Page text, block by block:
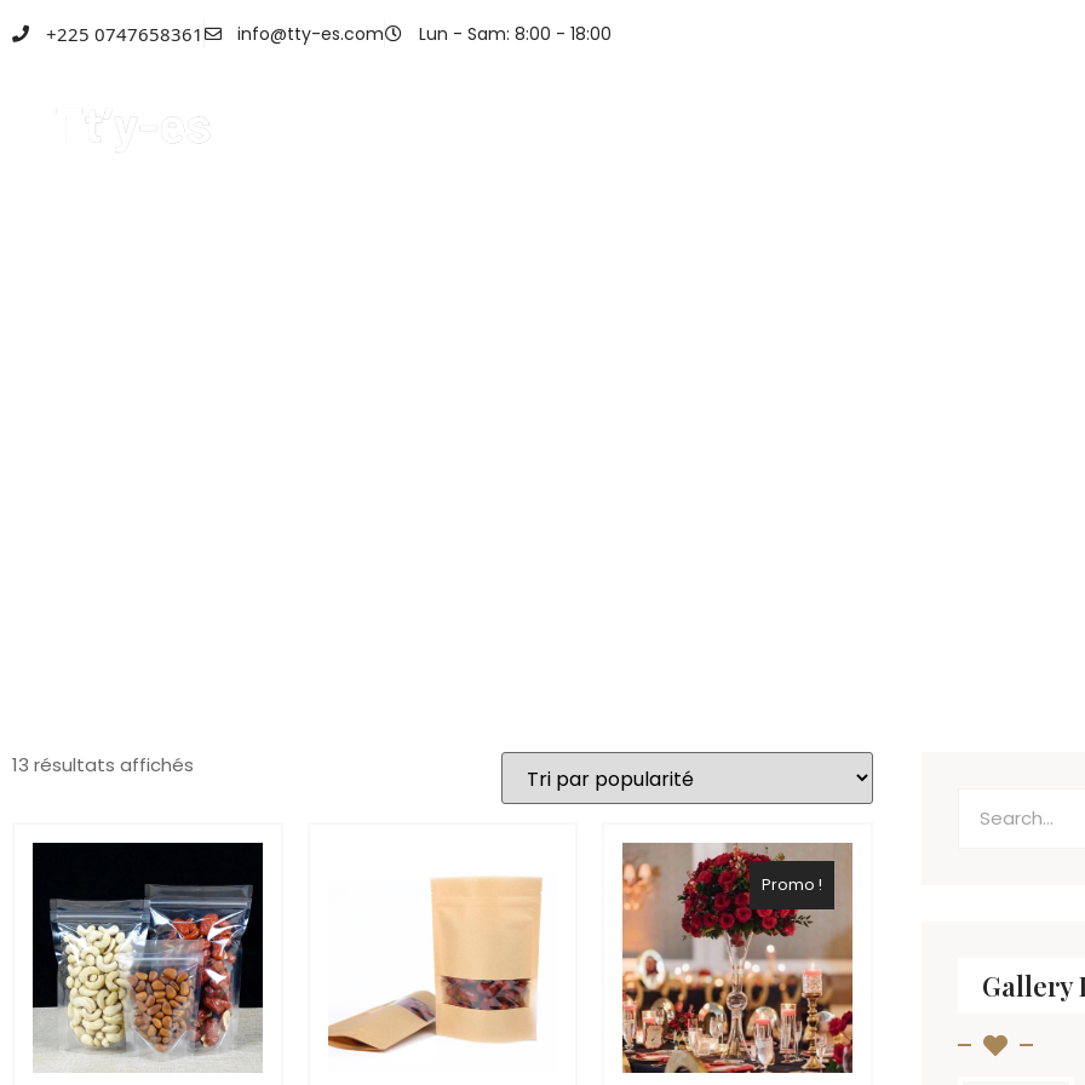
+225 0747658361 info@tty-es.com Lun - Sam: 8:00 - 18:00
13 résultats affichés
Promo !
Gallery